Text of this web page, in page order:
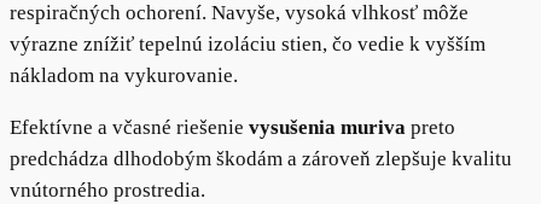
respiračných ochorení. Navyše, vysoká vlhkosť môže
výrazne znížiť tepelnú izoláciu stien, čo vedie k vyšším
nákladom na vykurovanie.
Efektívne a včasné riešenie vysušenia muriva preto
predchádza dlhodobým škodám a zároveň zlepšuje kvalitu
vnútorného prostredia.